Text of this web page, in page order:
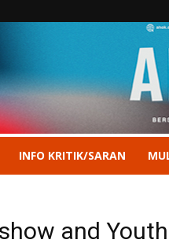
INFO KRITIK/SARAN
and